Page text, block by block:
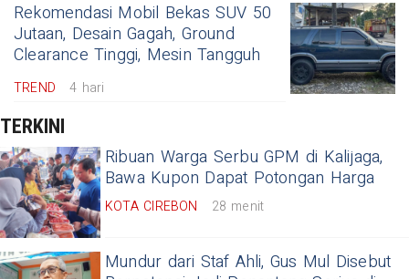
Rekomendasi Mobil Bekas SUV 50
Jutaan, Desain Gagah, Ground
Clearance Tinggi, Mesin Tangguh
TREND 4 hari
TERKINI
Ribuan Warga Serbu GPM di Kalijaga,
Bawa Kupon Dapat Potongan Harga
KOTA CIREBON 28 menit
Mundur dari Staf Ahli, Gus Mul Disebut